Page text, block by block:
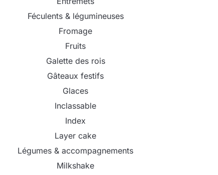
Féculents & légumineuses
Fromage
Fruits
Galette des rois
Gâteaux festifs
Glaces
Inclassable
Index
Layer cake
Légumes & accompagnements
Milkshake